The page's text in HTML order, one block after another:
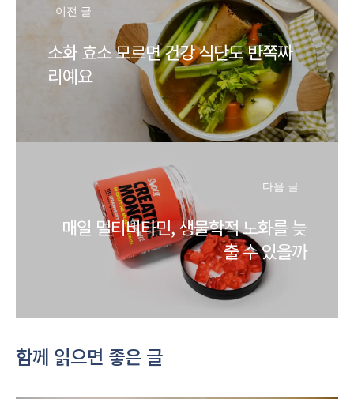
이전 글
소화 효소 모르면 건강 식단도 반쪽짜
리예요
다음 글
매일 멀티비타민, 생물학적 노화를 늦
출 수 있을까
함께 읽으면 좋은 글